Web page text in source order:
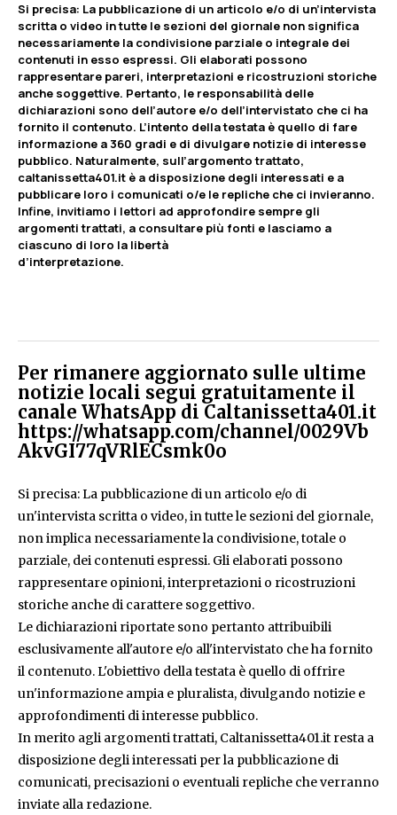
Si precisa: La pubblicazione di un articolo e/o di un’intervista
scritta o video in tutte le sezioni del giornale non significa
necessariamente la condivisione parziale o integrale dei
contenuti in esso espressi. Gli elaborati possono
rappresentare pareri, interpretazioni e ricostruzioni storiche
anche soggettive. Pertanto, le responsabilità delle
dichiarazioni sono dell’autore e/o dell’intervistato che ci ha
fornito il contenuto. L’intento della testata è quello di fare
informazione a 360 gradi e di divulgare notizie di interesse
pubblico. Naturalmente, sull’argomento trattato,
caltanissetta401.it è a disposizione degli interessati e a
pubblicare loro i comunicati o/e le repliche che ci invieranno.
Infine, invitiamo i lettori ad approfondire sempre gli
argomenti trattati, a consultare più fonti e lasciamo a
ciascuno di loro la libertà
d’interpretazione.
Per rimanere aggiornato sulle ultime
notizie locali segui gratuitamente il
canale WhatsApp di Caltanissetta401.it
https://whatsapp.com/channel/0029Vb
AkvGI77qVRlECsmk0o
Si precisa: La pubblicazione di un articolo e/o di
un'intervista scritta o video, in tutte le sezioni del giornale,
non implica necessariamente la condivisione, totale o
parziale, dei contenuti espressi. Gli elaborati possono
rappresentare opinioni, interpretazioni o ricostruzioni
storiche anche di carattere soggettivo.
Le dichiarazioni riportate sono pertanto attribuibili
esclusivamente all'autore e/o all'intervistato che ha fornito
il contenuto. L'obiettivo della testata è quello di offrire
un'informazione ampia e pluralista, divulgando notizie e
approfondimenti di interesse pubblico.
In merito agli argomenti trattati, Caltanissetta401.it resta a
disposizione degli interessati per la pubblicazione di
comunicati, precisazioni o eventuali repliche che verranno
inviate alla redazione.